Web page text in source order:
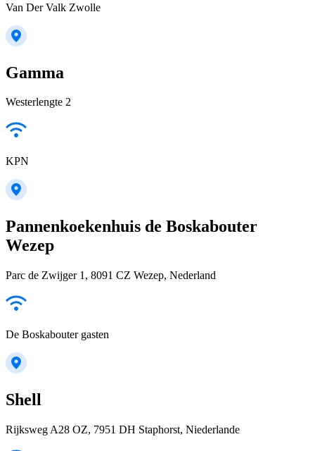
Van Der Valk Zwolle
Gamma
Westerlengte 2
KPN
Pannenkoekenhuis de Boskabouter
Wezep
Parc de Zwijger 1, 8091 CZ Wezep, Nederland
De Boskabouter gasten
Shell
Rijksweg A28 OZ, 7951 DH Staphorst, Niederlande